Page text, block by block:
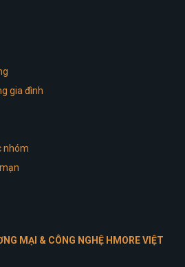
gia đình
nhóm
MẠI & CÔNG NGHỆ HMORE VIỆT